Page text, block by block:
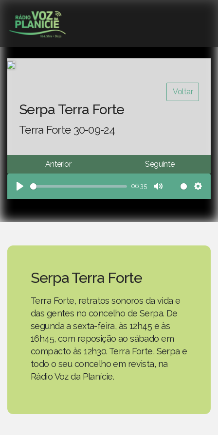
Voltar
Serpa Terra Forte
Terra Forte 30-09-24
Anterior Seguinte
Play
06:35
Mute
Serpa Terra Forte
Terra Forte, retratos sonoros da vida e
das gentes no concelho de Serpa. De
segunda a sexta-feira, às 12h45 e às
16h45, com reposição ao sábado em
compacto às 12h30. Terra Forte, Serpa e
todo o seu concelho em revista, na
Rádio Voz da Planície.